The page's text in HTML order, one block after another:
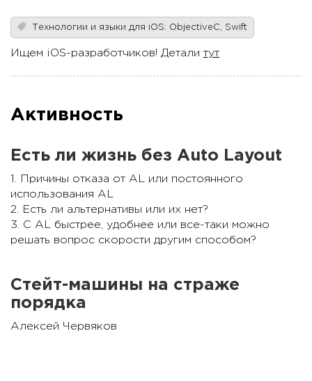
Технологии и языки для iOS: ObjectiveC, Swift
Ищем iOS-разработчиков! Детали тут
Активность
Есть ли жизнь без Auto Layout
1. Причины отказа от AL или постоянного
использования AL
2. Есть ли альтернативы или их нет?
3. С AL быстрее, удобнее или все-таки можно
решать вопрос скорости другим способом?
Стейт-машины на страже
порядка
Алексей Червяков